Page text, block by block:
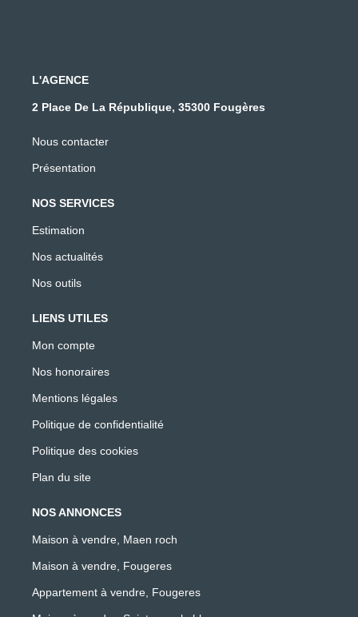
L'AGENCE
2 Place De La République, 35300 Fougères
Nous contacter
Présentation
NOS SERVICES
Estimation
Nos actualités
Nos outils
LIENS UTILES
Mon compte
Nos honoraires
Mentions légales
Politique de confidentialité
Politique des cookies
Plan du site
NOS ANNONCES
Maison à vendre, Maen roch
Maison à vendre, Fougeres
Appartement à vendre, Fougeres